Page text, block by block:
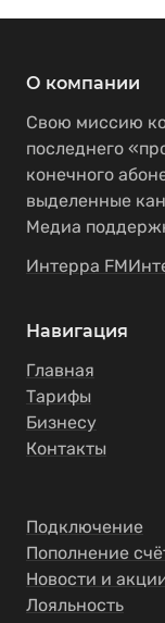
О компании
Свою миссию
последнего
конечного
выделенные
Медиа
Интерра FM
Навигация
Главная
Тарифы
Бизнесу
Контакты
Подключение
Пополнение
Новости и
Лояльность